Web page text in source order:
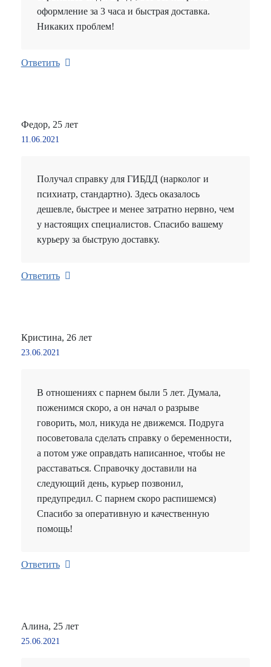
оформление за 3 часа и быстрая доставка.
Никаких проблем!
Ответить
Федор, 25 лет
11.06.2021
Получал справку для ГИБДД (нарколог и
психиатр, стандартно). Здесь оказалось
дешевле, быстрее и менее затратно нервно, чем
у настоящих специалистов. Спасибо вашему
курьеру за быструю доставку.
Ответить
Кристина, 26 лет
23.06.2021
В отношениях с парнем были 5 лет. Думала,
поженимся скоро, а он начал о разрыве
говорить, мол, никуда не движемся. Подруга
посоветовала сделать справку о беременности,
а потом уже оправдать написанное, чтобы не
расставаться. Справочку доставили на
следующий день, курьер позвонил,
предупредил. С парнем скоро распишемся)
Спасибо за оперативную и качественную
помощь!
Ответить
Алина, 25 лет
25.06.2021